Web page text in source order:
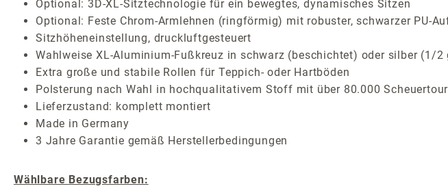
Optional: 3D-XL-Sitztechnologie für ein bewegtes, dynamisches Sitzen
Optional: Feste Chrom-Armlehnen (ringförmig) mit robuster, schwarzer PU-
Sitzhöheneinstellung, druckluftgesteuert
Wahlweise XL-Aluminium-Fußkreuz in schwarz (beschichtet) oder silber (1/
Extra große und stabile Rollen für Teppich- oder Hartböden
Polsterung nach Wahl in hochqualitativem Stoff mit über 80.000
Lieferzustand: komplett montiert
Made in Germany
3 Jahre Garantie gemäß Herstellerbedingungen
Wählbare Bezugsfarben: